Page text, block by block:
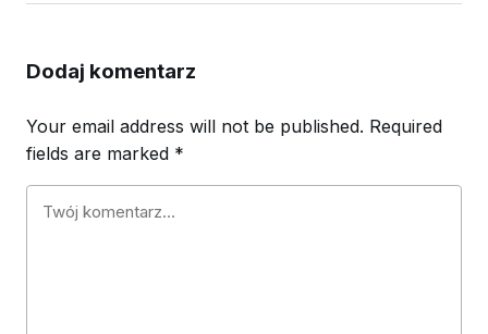
Dodaj komentarz
Your email address will not be published. Required
fields are marked *